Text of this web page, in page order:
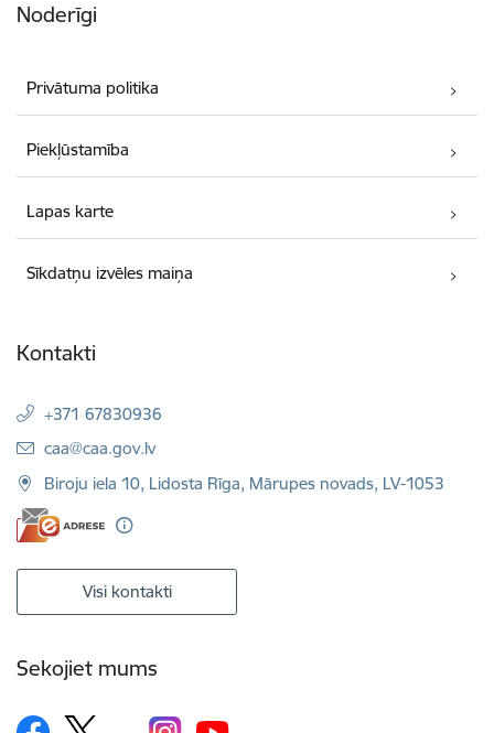
Noderīgi
Privātuma politika
Piekļūstamība
Lapas karte
Sīkdatņu izvēles maiņa
Kontakti
+371 67830936
E-pasts:
caa@caa.gov.lv
Biroju iela 10, Lidosta Rīga, Mārupes novads, LV-1053
Visi kontakti
Sekojiet mums